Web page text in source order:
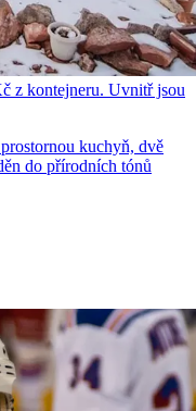
z kontejneru. Uvnitř jsou
kuchyň, dvě
do přírodních tónů